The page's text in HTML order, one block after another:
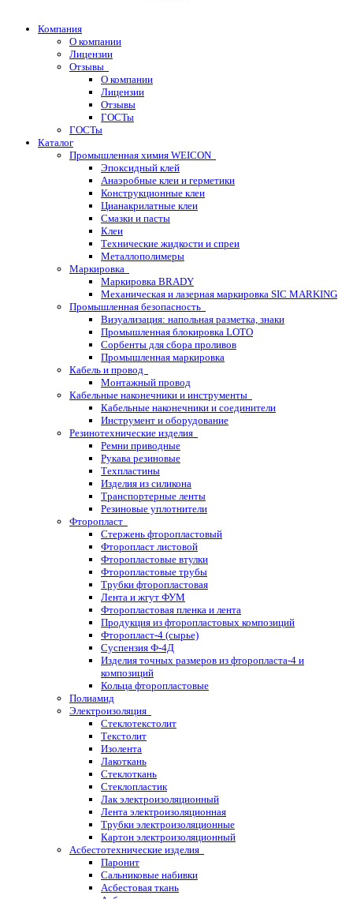
Компания
О компании
Лицензии
Отзывы
О компании
Лицензии
Отзывы
ГОСТы
ГОСТы
Каталог
Промышленная химия WEICON
Эпоксидный клей
Анаэробные клеи и герметики
Конструкционные клеи
Цианакрилатные клеи
Смазки и пасты
Клеи
Технические жидкости и спреи
Металлополимеры
Маркировка
Маркировка BRADY
Механическая и лазерная маркировка SIC MARKING
Промышленная безопасность
Визуализация: напольная разметка, знаки
Промышленная блокировка LOTO
Сорбенты для сбора проливов
Промышленная маркировка
Кабель и провод
Монтажный провод
Кабельные наконечники и инструменты
Кабельные наконечники и соединители
Инструмент и оборудование
Резинотехнические изделия
Ремни приводные
Рукава резиновые
Техпластины
Изделия из силикона
Транспортерные ленты
Резиновые уплотнители
Фторопласт
Стержень фторопластовый
Фторопласт листовой
Фторопластовые втулки
Фторопластовые трубы
Трубки фторопластовая
Лента и жгут ФУМ
Фторопластовая пленка и лента
Продукция из фторопластовых композиций
Фторопласт-4 (сырье)
Суспензия Ф-4Д
Изделия точных размеров из фторопласта-4 и
композиций
Кольца фторопластовые
Полиамид
Электроизоляция
Стеклотекстолит
Текстолит
Изолента
Лакоткань
Стеклоткань
Стеклопластик
Лак электроизоляционный
Лента электроизоляционная
Трубки электроизоляционные
Картон электроизоляционный
Асбестотехнические изделия
Паронит
Сальниковые набивки
Асбестовая ткань